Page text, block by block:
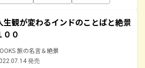
生観が変わるインドのことばと絶景
００
旅の名言＆絶景
発売